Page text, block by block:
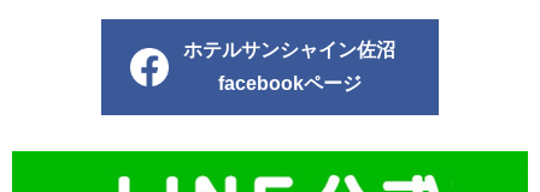
ホテルサンシャイン佐沼
facebookページ